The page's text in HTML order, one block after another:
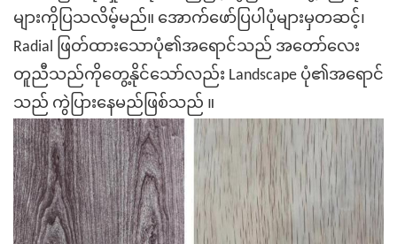
များကိုပြသလိမ့်မည်။ အောက်ဖော်ပြပါပုံများမှတဆင့်၊
Radial ဖြတ်ထားသောပုံ၏အရောင်သည် အတော်လေး
တူညီသည်ကိုတွေ့နိုင်သော်လည်း Landscape ပုံ၏အရောင်
သည် ကွဲပြားနေမည်ဖြစ်သည် ။